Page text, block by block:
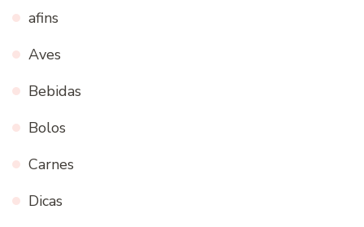
afins
Aves
Bebidas
Bolos
Carnes
Dicas